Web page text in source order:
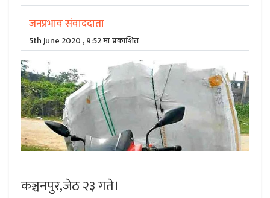
जनप्रभाव संवाददाता
5th June 2020 , 9:52 मा प्रकाशित
कञ्चनपुर,जेठ २३ गते।